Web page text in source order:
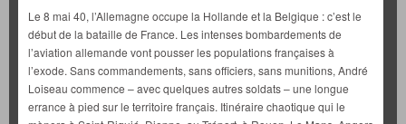
Le 8 mai 40, l’Allemagne occupe la Hollande et la Belgique : c’est le
début de la bataille de France. Les intenses bombardements de
l’aviation allemande vont pousser les populations françaises à
l’exode. Sans commandements, sans officiers, sans munitions, André
Loiseau commence – avec quelques autres soldats – une longue
errance à pied sur le territoire français. Itinéraire chaotique qui le